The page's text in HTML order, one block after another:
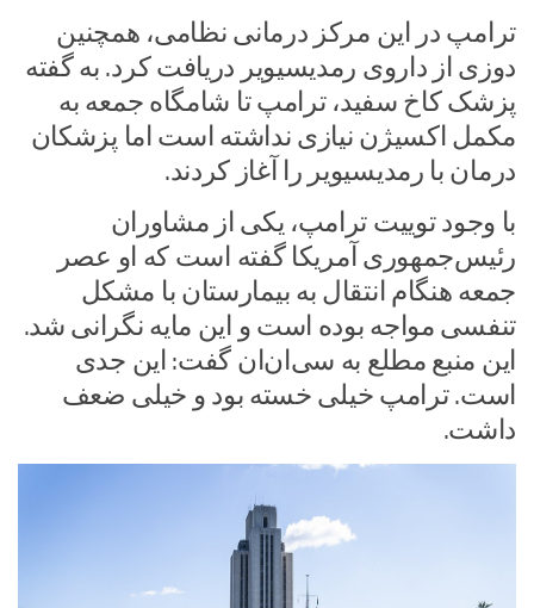
ترامپ در این مرکز درمانی نظامی، همچنین
دوزی از داروی رمدیسیویر دریافت کرد. به گفته
پزشک کاخ سفید، ترامپ تا شامگاه جمعه به
مکمل اکسیژن نیازی نداشته است اما پزشکان
درمان با رمدیسیویر را آغاز کردند.
با وجود توییت ترامپ، یکی از مشاوران
رئیس‌جمهوری آمریکا گفته است که او عصر
جمعه هنگام انتقال به بیمارستان با مشکل
تنفسی مواجه بوده است و این مایه نگرانی شد.
این منبع مطلع به سی‌ان‌ان گفت: این جدی
است. ترامپ خیلی خسته بود و خیلی ضعف
داشت.